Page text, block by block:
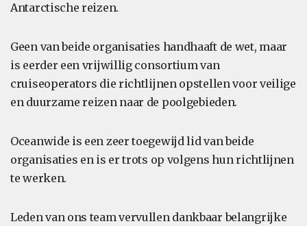
Antarctische reizen.
Geen van beide organisaties handhaaft de wet, maar
is eerder een vrijwillig consortium van
cruiseoperators die richtlijnen opstellen voor veilige
en duurzame reizen naar de poolgebieden.
Oceanwide is een zeer toegewijd lid van beide
organisaties en is er trots op volgens hun richtlijnen
te werken.
Leden van ons team vervullen dankbaar belangrijke